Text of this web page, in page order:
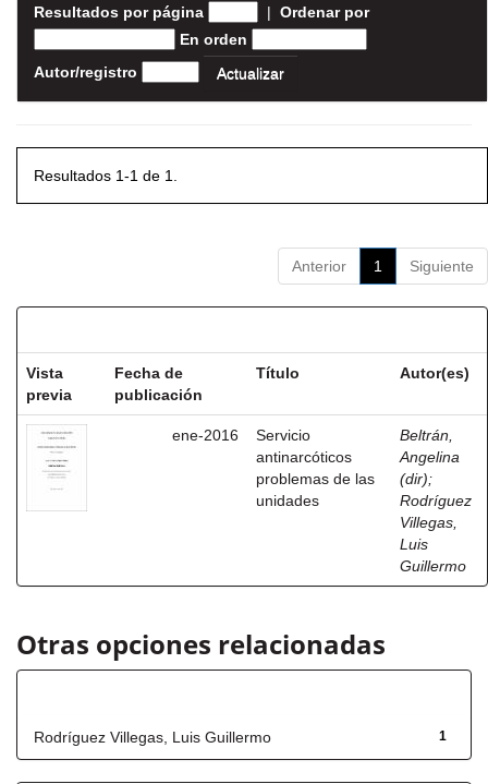
Resultados por página | Ordenar por
En orden
Autor/registro
Resultados 1-1 de 1.
Anterior 1 Siguiente
Vista
previa
Fecha de
publicación
Título Autor(es)
ene-2016
Servicio
antinarcóticos
problemas de las
unidades
Beltrán,
Angelina
(dir);
Rodríguez
Villegas,
Luis
Guillermo
Otras opciones relacionadas
1
Rodríguez Villegas, Luis Guillermo